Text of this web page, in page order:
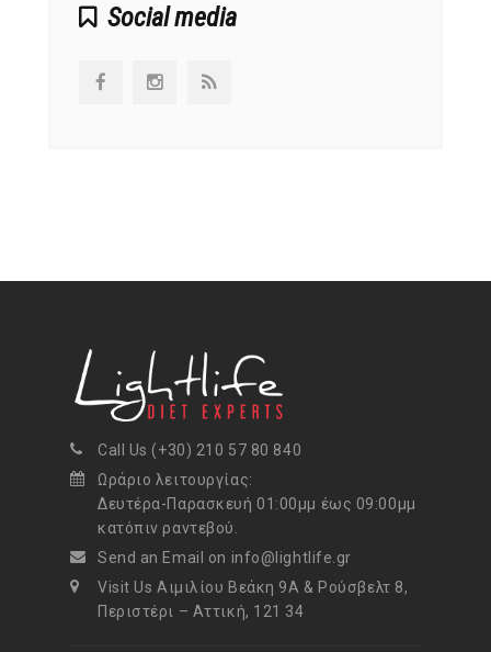
Social media
Call Us (+30) 210 57 80 840
Ωράριο λειτουργίας:
Δευτέρα-Παρασκευή 01:00μμ έως 09:00μμ
κατόπιν ραντεβού.
Send an Email on info@lightlife.gr
Visit Us Αιμιλίου Βεάκη 9Α & Ρούσβελτ 8,
Περιστέρι – Αττική, 121 34